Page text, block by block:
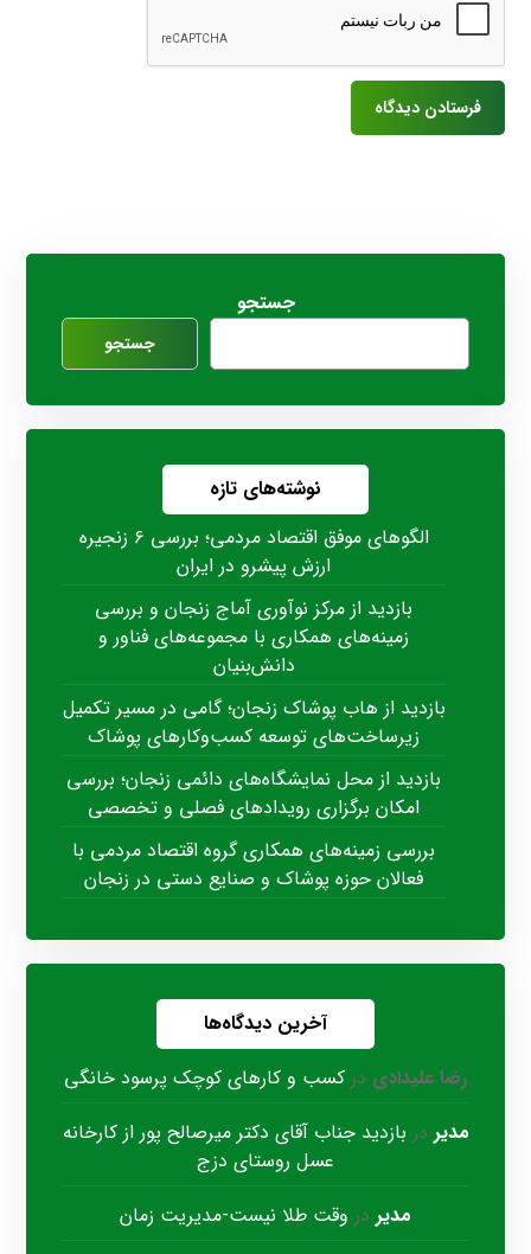
جستجو
جستجو
نوشته‌های تازه
الگوهای موفق اقتصاد مردمی؛ بررسی ۶ زنجیره
ارزش پیشرو در ایران
بازدید از مرکز نوآوری آماج زنجان و بررسی
زمینه‌های همکاری با مجموعه‌های فناور و
دانش‌بنیان
بازدید از هاب پوشاک زنجان؛ گامی در مسیر تکمیل
زیرساخت‌های توسعه کسب‌وکارهای پوشاک
بازدید از محل نمایشگاه‌های دائمی زنجان؛ بررسی
امکان برگزاری رویدادهای فصلی و تخصصی
بررسی زمینه‌های همکاری گروه اقتصاد مردمی با
فعالان حوزه پوشاک و صنایع دستی در زنجان
آخرین دیدگاه‌ها
رضا علیدادی در کسب و کارهای کوچک پرسود خانگی
مدیر در بازدید جناب آقای دکتر میرصالح پور از کارخانه
عسل روستای دزج
مدیر در وقت طلا نیست-مدیریت زمان